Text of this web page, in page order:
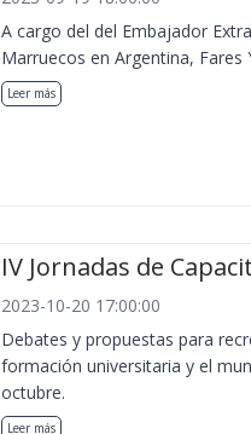
A cargo del del Embajador
Marruecos en Argentina, Fares
Leer más
IV Jornadas de
2023-10-20 17:00:00
Debates y propuestas para
formación universitaria y el
octubre.
Leer más